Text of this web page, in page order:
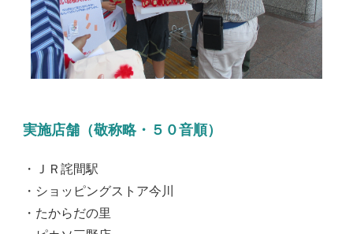
実施店舗（敬称略・５０音順）
・ＪＲ詫間駅
・ショッピングストア今川
・たからだの里